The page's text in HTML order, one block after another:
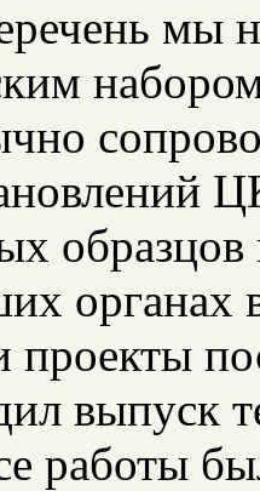
мы
органах
проекты
выпуск
работы